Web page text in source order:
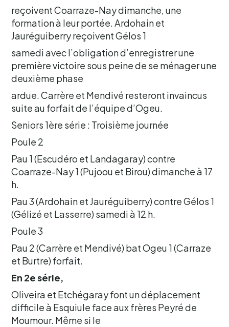
reçoivent Coarraze-Nay dimanche, une
formation à leur portée. Ardohain et
Jauréguiberry reçoivent Gélos 1
samedi avec l’obligation d’enregistrer une
première victoire sous peine de se ménager une
deuxième phase
ardue. Carrère et Mendivé resteront invaincus
suite au forfait de l’équipe d’Ogeu.
Seniors 1ère série : Troisième journée
Poule 2
Pau 1 (Escudéro et Landagaray) contre
Coarraze-Nay 1 (Pujoou et Birou) dimanche à 17
h.
Pau 3 (Ardohain et Jauréguiberry) contre Gélos 1
(Gélizé et Lasserre) samedi à 12 h.
Poule 3
Pau 2 (Carrère et Mendivé) bat Ogeu 1 (Carraze
et Burtre) forfait.
En 2e série,
Oliveira et Etchégaray font un déplacement
difficile à Esquiule face aux frères Peyré de
Moumour. Même si le